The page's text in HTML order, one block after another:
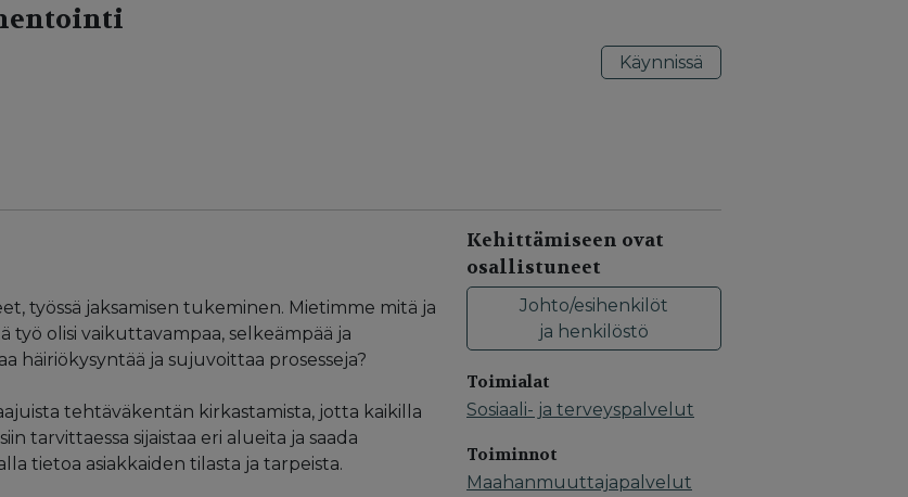
Käynnissä
työssä jaksamisen tukeminen. Mietimme mitä ja
työ olisi vaikuttavampaa, selkeämpää ja
häiriökysyntää ja sujuvoittaa prosesseja?
tehtäväkentän kirkastamista, jotta kaikilla
tarvittaessa sijaistaa eri alueita ja saada
tietoa asiakkaiden tilasta ja tarpeista.
Kehittämiseen ovat
osallistuneet
Johto/esihenkilöt
ja henkilöstö
Toimialat
Sosiaali- ja terveyspalvelut
Toiminnot
Maahanmuuttajapalvelut